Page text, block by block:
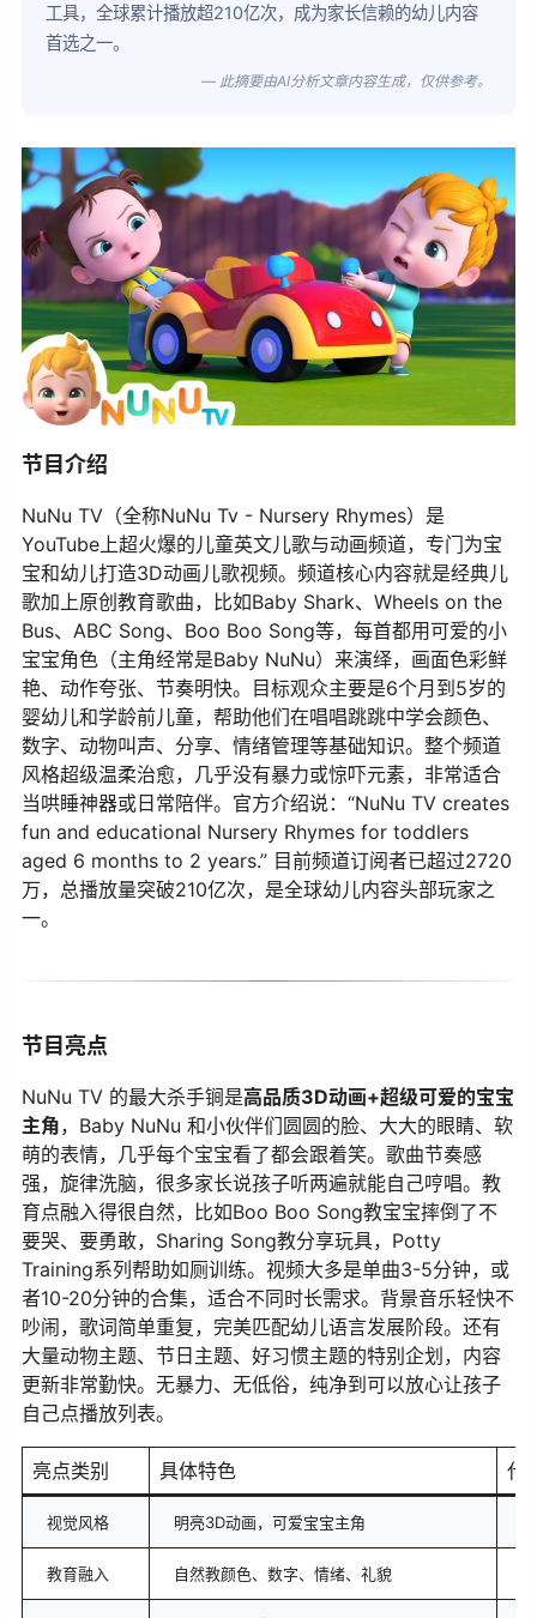
工具，全球累计播放超210亿次，成为家长信赖的幼儿内容
首选之一。
— 此摘要由AI分析文章内容生成，仅供参考。
节目介绍
NuNu TV（全称NuNu Tv - Nursery Rhymes）是
YouTube上超火爆的儿童英文儿歌与动画频道，专门为宝
宝和幼儿打造3D动画儿歌视频。频道核心内容就是经典儿
歌加上原创教育歌曲，比如Baby Shark、Wheels on the
Bus、ABC Song、Boo Boo Song等，每首都用可爱的小
宝宝角色（主角经常是Baby NuNu）来演绎，画面色彩鲜
艳、动作夸张、节奏明快。目标观众主要是6个月到5岁的
婴幼儿和学龄前儿童，帮助他们在唱唱跳跳中学会颜色、
数字、动物叫声、分享、情绪管理等基础知识。整个频道
风格超级温柔治愈，几乎没有暴力或惊吓元素，非常适合
当哄睡神器或日常陪伴。官方介绍说：“NuNu TV creates
fun and educational Nursery Rhymes for toddlers
aged 6 months to 2 years.” 目前频道订阅者已超过2720
万，总播放量突破210亿次，是全球幼儿内容头部玩家之
一。
节目亮点
NuNu TV 的最大杀手锏是高品质3D动画+超级可爱的宝宝
主角，Baby NuNu 和小伙伴们圆圆的脸、大大的眼睛、软
萌的表情，几乎每个宝宝看了都会跟着笑。歌曲节奏感
强，旋律洗脑，很多家长说孩子听两遍就能自己哼唱。教
育点融入得很自然，比如Boo Boo Song教宝宝摔倒了不
要哭、要勇敢，Sharing Song教分享玩具，Potty
Training系列帮助如厕训练。视频大多是单曲3-5分钟，或
者10-20分钟的合集，适合不同时长需求。背景音乐轻快不
吵闹，歌词简单重复，完美匹配幼儿语言发展阶段。还有
大量动物主题、节日主题、好习惯主题的特别企划，内容
更新非常勤快。无暴力、无低俗，纯净到可以放心让孩子
自己点播放列表。
亮点类别 具体特色 代
视觉风格 明亮3D动画，可爱宝宝主角
教育融入 自然教颜色、数字、情绪、礼貌